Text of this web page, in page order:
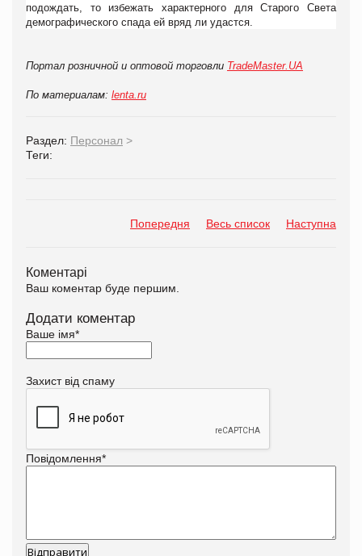
подождать, то избежать характерного для Старого Света
демографического спада ей вряд ли удастся.
Портал розничной и оптовой торговли TradeMaster.UA
По материалам: lenta.ru
Раздел: Персонал >
Теги:
Попередня Весь список Наступна
Коментарі
Ваш коментар буде першим.
Додати коментар
Ваше імя*
Захист від спаму
Повідомлення*